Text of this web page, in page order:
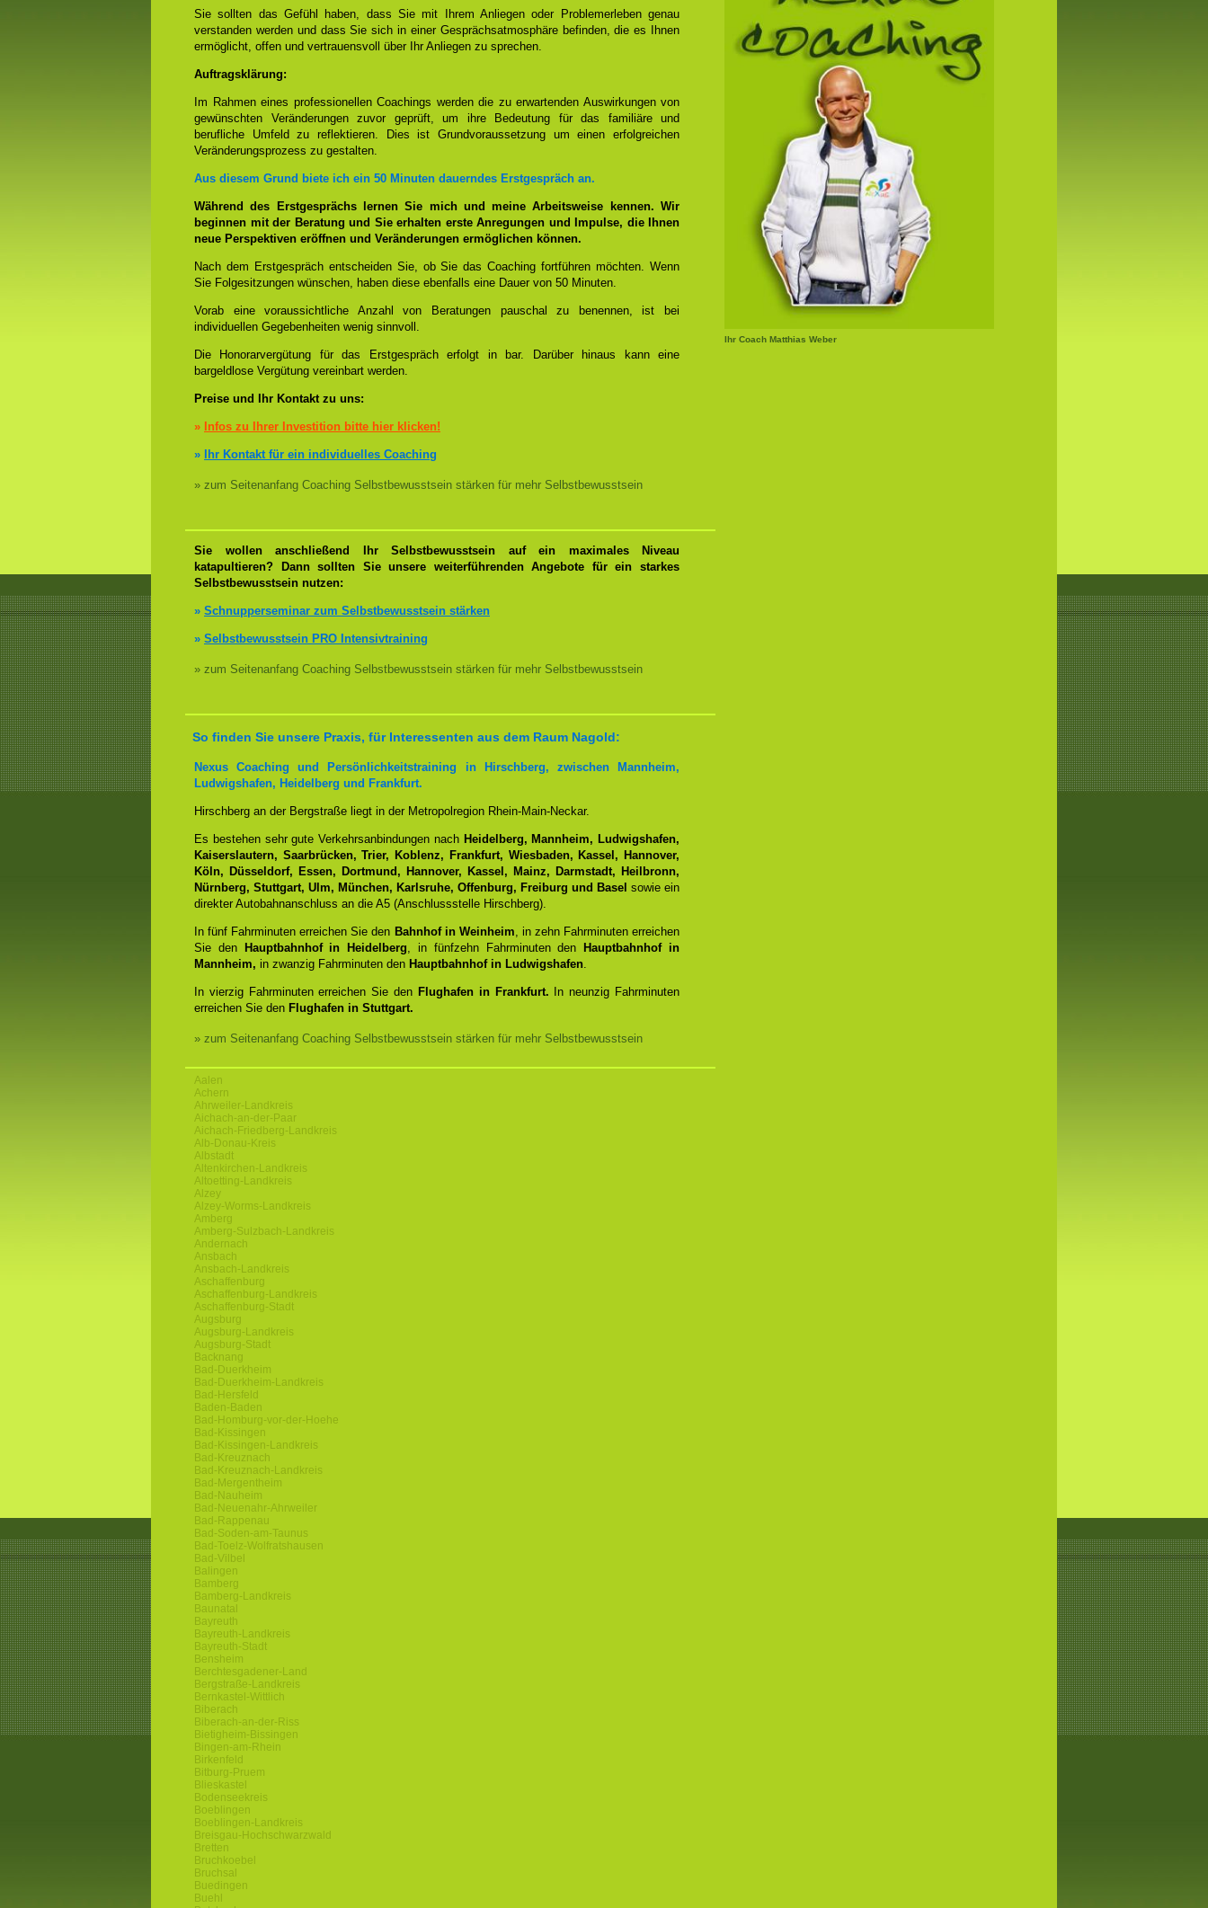
Ihr Coach Matthias Weber
Sie sollten das Gefühl haben, dass Sie mit Ihrem Anliegen oder Problemerleben genau
verstanden werden und dass Sie sich in einer Gesprächsatmosphäre befinden, die es Ihnen
ermöglicht, offen und vertrauensvoll über Ihr Anliegen zu sprechen.
Auftragsklärung:
Im Rahmen eines professionellen Coachings werden die zu erwartenden Auswirkungen von
gewünschten Veränderungen zuvor geprüft, um ihre Bedeutung für das familiäre und
berufliche Umfeld zu reflektieren. Dies ist Grundvoraussetzung um einen erfolgreichen
Veränderungsprozess zu gestalten.
Aus diesem Grund biete ich ein 50 Minuten dauerndes Erstgespräch an.
Während des Erstgesprächs lernen Sie mich und meine Arbeitsweise kennen. Wir
beginnen mit der Beratung und Sie erhalten erste Anregungen und Impulse, die Ihnen
neue Perspektiven eröffnen und Veränderungen ermöglichen können.
Nach dem Erstgespräch entscheiden Sie, ob Sie das Coaching fortführen möchten. Wenn
Sie Folgesitzungen wünschen, haben diese ebenfalls eine Dauer von 50 Minuten.
Vorab eine voraussichtliche Anzahl von Beratungen pauschal zu benennen, ist bei
individuellen Gegebenheiten wenig sinnvoll.
Die Honorarvergütung für das Erstgespräch erfolgt in bar. Darüber hinaus kann eine
bargeldlose Vergütung vereinbart werden.
Preise und Ihr Kontakt zu uns:
» Infos zu Ihrer Investition bitte hier klicken!
» Ihr Kontakt für ein individuelles Coaching
» zum Seitenanfang Coaching Selbstbewusstsein stärken für mehr Selbstbewusstsein
Sie wollen anschließend Ihr Selbstbewusstsein auf ein maximales Niveau
katapultieren? Dann sollten Sie unsere weiterführenden Angebote für ein starkes
Selbstbewusstsein nutzen:
» Schnupperseminar zum Selbstbewusstsein stärken
» Selbstbewusstsein PRO Intensivtraining
» zum Seitenanfang Coaching Selbstbewusstsein stärken für mehr Selbstbewusstsein
So finden Sie unsere Praxis, für Interessenten aus dem Raum Nagold:
Nexus Coaching und Persönlichkeitstraining in Hirschberg, zwischen Mannheim,
Ludwigshafen, Heidelberg und Frankfurt.
Hirschberg an der Bergstraße liegt in der Metropolregion Rhein-Main-Neckar.
Es bestehen sehr gute Verkehrsanbindungen nach Heidelberg, Mannheim, Ludwigshafen,
Kaiserslautern, Saarbrücken, Trier, Koblenz, Frankfurt, Wiesbaden, Kassel, Hannover,
Köln, Düsseldorf, Essen, Dortmund, Hannover, Kassel, Mainz, Darmstadt, Heilbronn,
Nürnberg, Stuttgart, Ulm, München, Karlsruhe, Offenburg, Freiburg und Basel sowie ein
direkter Autobahnanschluss an die A5 (Anschlussstelle Hirschberg).
In fünf Fahrminuten erreichen Sie den Bahnhof in Weinheim, in zehn Fahrminuten erreichen
Sie den
Hauptbahnhof in Heidelberg, in fünfzehn Fahrminuten den
Hauptbahnhof in
Mannheim, in zwanzig Fahrminuten den Hauptbahnhof in Ludwigshafen.
In vierzig Fahrminuten erreichen Sie den Flughafen in Frankfurt.
In neunzig Fahrminuten
erreichen Sie den Flughafen in Stuttgart.
» zum Seitenanfang Coaching Selbstbewusstsein stärken für mehr Selbstbewusstsein
Aalen
Achern
Ahrweiler-Landkreis
Aichach-an-der-Paar
Aichach-Friedberg-Landkreis
Alb-Donau-Kreis
Albstadt
Altenkirchen-Landkreis
Altoetting-Landkreis
Alzey
Alzey-Worms-Landkreis
Amberg
Amberg-Sulzbach-Landkreis
Andernach
Ansbach
Ansbach-Landkreis
Aschaffenburg
Aschaffenburg-Landkreis
Aschaffenburg-Stadt
Augsburg
Augsburg-Landkreis
Augsburg-Stadt
Backnang
Bad-Duerkheim
Bad-Duerkheim-Landkreis
Bad-Hersfeld
Baden-Baden
Bad-Homburg-vor-der-Hoehe
Bad-Kissingen
Bad-Kissingen-Landkreis
Bad-Kreuznach
Bad-Kreuznach-Landkreis
Bad-Mergentheim
Bad-Nauheim
Bad-Neuenahr-Ahrweiler
Bad-Rappenau
Bad-Soden-am-Taunus
Bad-Toelz-Wolfratshausen
Bad-Vilbel
Balingen
Bamberg
Bamberg-Landkreis
Baunatal
Bayreuth
Bayreuth-Landkreis
Bayreuth-Stadt
Bensheim
Berchtesgadener-Land
Bergstraße-Landkreis
Bernkastel-Wittlich
Biberach
Biberach-an-der-Riss
Bietigheim-Bissingen
Bingen-am-Rhein
Birkenfeld
Bitburg-Pruem
Blieskastel
Bodenseekreis
Boeblingen
Boeblingen-Landkreis
Breisgau-Hochschwarzwald
Bretten
Bruchkoebel
Bruchsal
Buedingen
Buehl